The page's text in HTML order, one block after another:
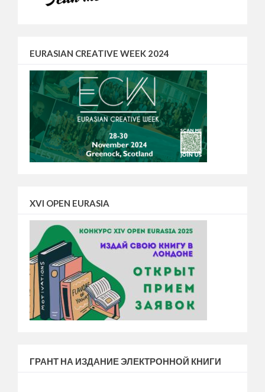
EURASIAN CREATIVE WEEK 2024
XVI OPEN EURASIA
ГРАНТ НА ИЗДАНИЕ ЭЛЕКТРОННОЙ КНИГИ